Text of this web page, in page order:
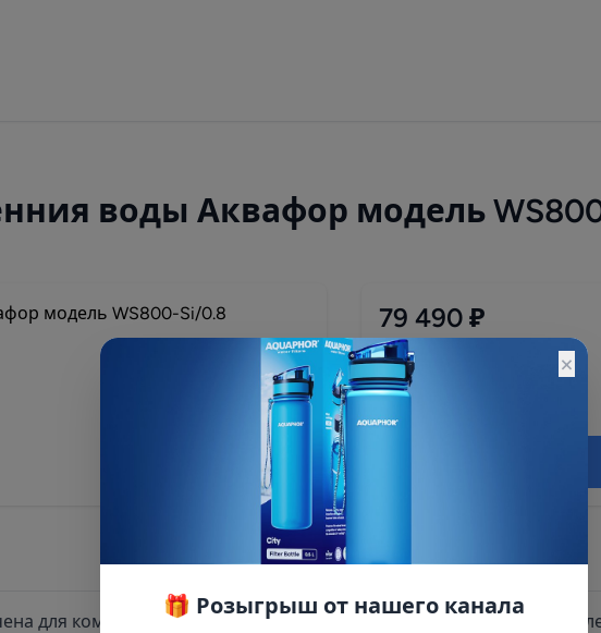
воды Аквафор модель
79 490 ₽
108 990 ₽
Остатки:
Основной склад: 1
для комплексной очистки воды от ионов железа, марганца и
×
🎁 Розыгрыш от нашего канала